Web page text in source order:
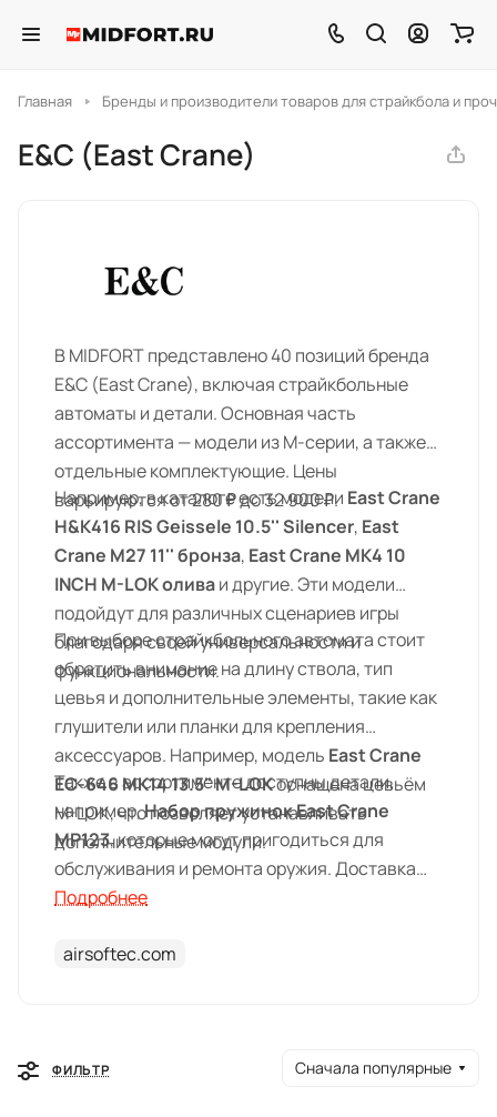
Главная Бренды и производители товаров для страйкбола и
E&C (East Crane)
В MIDFORT представлено 40 позиций бренда
E&C (East Crane), включая страйкбольные
автоматы и детали. Основная часть
ассортимента — модели из М-серии, а также
отдельные комплектующие. Цены
варьируются от 280 ₽ до 32 900 ₽.
Например, в каталоге есть модели East Crane
H&K416 RIS Geissele 10.5'' Silencer, East
Crane M27 11'' бронза, East Crane MK4 10
INCH M-LOK оливаи другие. Эти модели
подойдут для различных сценариев игры
благодаря своей универсальности и
функциональности.
При выборе страйкбольного автомата стоит
обратить внимание на длину ствола, тип
цевья и дополнительные элементы, такие как
глушители или планки для крепления
аксессуаров. Например, модель East Crane
EC-646 MK14 13.5" M-LOKоснащена цевьём
M-LOK, что позволяет устанавливать
дополнительные модули.
Также в ассортименте доступны детали,
например,Набор пружинок East Crane
MP123, которые могут пригодиться для
обслуживания и ремонта оружия. Доставка
товаров E&C (East Crane) осуществляется по
MIDFORT в Краснодаре, Ростове-на-Дону и
Подробнее
airsoftec.com
ФИЛЬТР Сначала популярные